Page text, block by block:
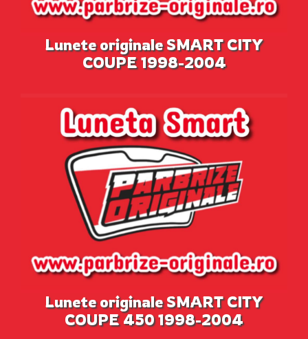
Lunete originale SMART CITY
COUPE 1998-2004
Lunete originale SMART CITY
COUPE 450 1998-2004